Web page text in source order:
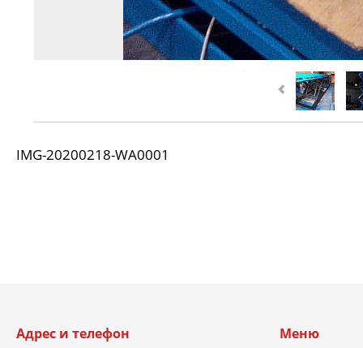
IMG-20200218-WA0001
Адрес и телефон Меню